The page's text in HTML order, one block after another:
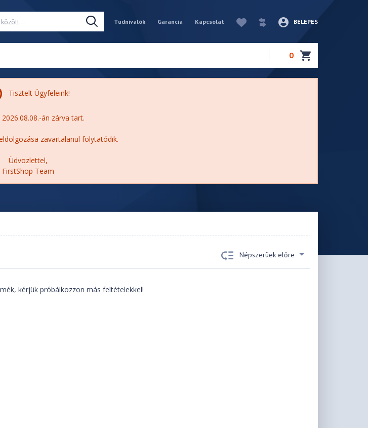
Tudnivalók Garancia Kapcsolat BELÉPÉS
0
Tisztelt Ügyfeleink!
án zárva tart.
zavartalanul folytatódik.
Üdvözlettel,
FirstShop Team
Népszerüek előre
kérjük próbálkozzon más feltételekkel!